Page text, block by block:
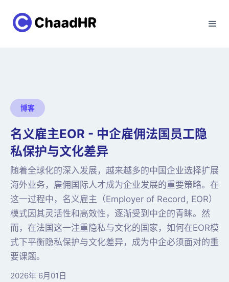
博客
名义雇主EOR - 中企雇佣法国员工隐
私保护与文化差异
随着全球化的深入发展，越来越多的中国企业选择扩展
海外业务，雇佣国际人才成为企业发展的重要策略。在
这一过程中，名义雇主（Employer of Record, EOR）
模式因其灵活性和高效性，逐渐受到中企的青睐。然
而，在法国这一注重隐私与文化的国家，如何在EOR模
式下平衡隐私保护与文化差异，成为中企必须面对的重
要课题。
2026年 6月01日